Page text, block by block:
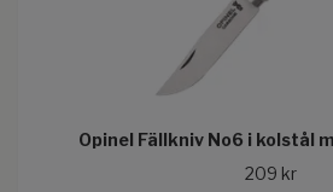
Opinel Fällkniv No6 i kolstål
209 kr